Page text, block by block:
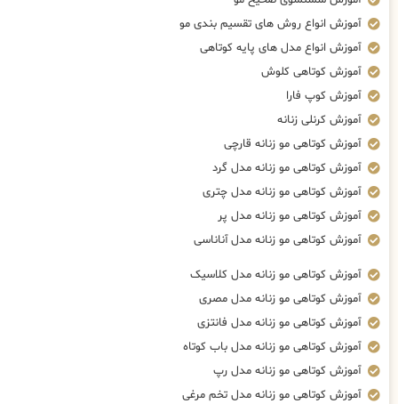
آموزش انواع روش های تقسیم بندی مو
آموزش انواع مدل های پایه کوتاهی
آموزش کوتاهی کلوش
آموزش کوپ فارا
آموزش کرنلی زنانه
آموزش کوتاهی مو زنانه قارچی
آموزش کوتاهی مو زنانه مدل گرد
آموزش کوتاهی مو زنانه مدل چتری
آموزش کوتاهی مو زنانه مدل پر
آموزش کوتاهی مو زنانه مدل آناناسی
آموزش کوتاهی مو زنانه مدل کلاسیک
آموزش کوتاهی مو زنانه مدل مصری
آموزش کوتاهی مو زنانه مدل فانتزی
آموزش کوتاهی مو زنانه مدل باب کوتاه
آموزش کوتاهی مو زنانه مدل رپ
آموزش کوتاهی مو زنانه مدل تخم مرغی